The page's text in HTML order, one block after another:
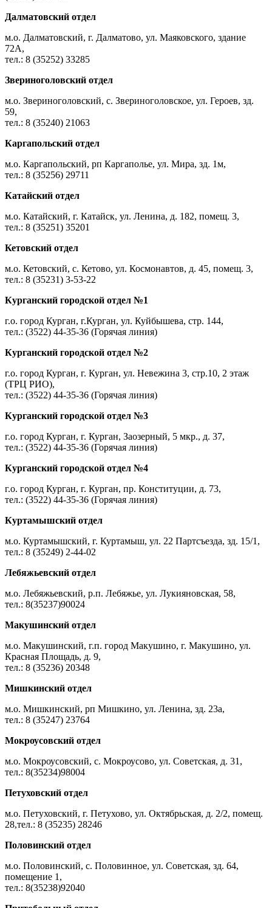
Далматовский отдел
м.о. Далматовский, г. Далматово, ул. Маяковского, здание
72А,
тел.: 8 (35252) 33285
Звериноголовский отдел
м.о. Звериноголовский, с. Звериноголовское, ул. Героев, зд.
59,
тел.: 8 (35240) 21063
Каргапольский отдел
м.о. Каргапольский, рп Каргаполье, ул. Мира, зд. 1м,
тел.: 8 (35256) 29711
Катайский отдел
м.о. Катайский, г. Катайск, ул. Ленина, д. 182, помещ. 3,
тел.: 8 (35251) 35201
Кетовский отдел
м.о. Кетовский, с. Кетово, ул. Космонавтов, д. 45, помещ. 3,
тел.: 8 (35231) 3-53-22
Курганский городской отдел №1
г.о. город Курган, г.Курган, ул. Куйбышева, стр. 144,
тел.: (3522) 44-35-36 (Горячая линия)
Курганский городской отдел №2
г.о. город Курган, г. Курган, ул. Невежина 3, стр.10, 2 этаж
(ТРЦ РИО),
тел.: (3522) 44-35-36 (Горячая линия)
Курганский городской отдел №3
г.о. город Курган, г. Курган, Заозерный, 5 мкр., д. 37,
тел.: (3522) 44-35-36 (Горячая линия)
Курганский городской отдел №4
г.о. город Курган, г. Курган, пр. Конституции, д. 73,
тел.: (3522) 44-35-36 (Горячая линия)
Куртамышский отдел
м.о. Куртамышский, г. Куртамыш, ул. 22 Партсъезда, зд. 15/1,
тел.: 8 (35249) 2-44-02
Лебяжьевский отдел
м.о. Лебяжьевский, р.п. Лебяжье, ул. Лукияновская, 58,
тел.: 8(35237)90024
Макушинский отдел
м.о. Макушинский, г.п. город Макушино, г. Макушино, ул.
Красная Площадь, д. 9,
тел.: 8 (35236) 20348
Мишкинский отдел
м.о. Мишкинский, рп Мишкино, ул. Ленина, зд. 23а,
тел.: 8 (35247) 23764
Мокроусовский отдел
м.о. Мокроусовский, с. Мокроусово, ул. Советская, д. 31,
тел.: 8(35234)98004
Петуховский отдел
м.о. Петуховский, г. Петухово, ул. Октябрьская, д. 2/2, помещ.
28,тел.: 8 (35235) 28246
Половинский отдел
м.о. Половинский, с. Половинное, ул. Советская, зд. 64,
помещение 1,
тел.: 8(35238)92040